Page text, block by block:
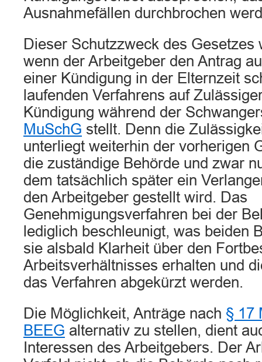
Ausnahmefällen durchbrochen
Dieser Schutzzweck des Gesetzes
wenn der Arbeitgeber den Antrag
einer Kündigung in der Elternzeit
laufenden Verfahrens auf
Kündigung während der
MuSchG stellt. Denn die
unterliegt weiterhin der vorherigen
die zuständige Behörde und zwar
dem tatsächlich später ein
den Arbeitgeber gestellt wird. Das
Genehmigungsverfahren bei der
lediglich beschleunigt, was beiden
sie alsbald Klarheit über den
Arbeitsverhältnisses erhalten und
das Verfahren abgekürzt werden.
Die Möglichkeit, Anträge nach § 17
BEEG alternativ zu stellen, dient
Interessen des Arbeitgebers. Der